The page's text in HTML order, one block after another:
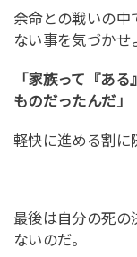
余命との戦いの中
ない事を気づかせ
「家族って『あ
ものだったんだ」
軽快に進める割に
最後は自分の死の
ないのだ。